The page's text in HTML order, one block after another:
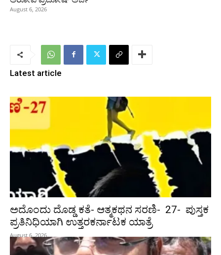
August 6, 2026
Latest article
ಅದೊಂದು ದೊಡ್ಡ ಕತೆ- ಆತ್ಮಕಥನ ಸರಣಿ- 27- ಪುಸ್ತಕ
ಪ್ರತಿನಿಧಿಯಾಗಿ ಉತ್ತರಕರ್ನಾಟಕ ಯಾತ್ರೆ
August 6, 2026